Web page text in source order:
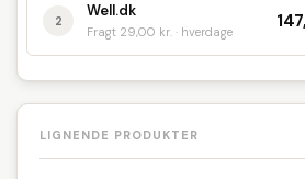
2
Well.dk
Fragt 29,00 kr. · hverdage
LIGNENDE PRODUKTER